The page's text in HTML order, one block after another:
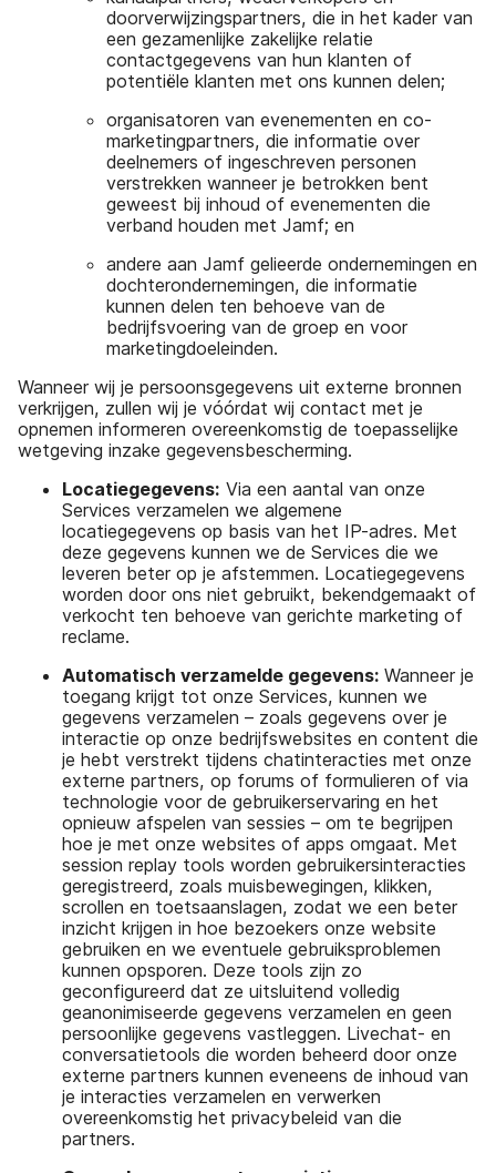
doorverwijzingspartners, die in het kader van
een gezamenlijke zakelijke relatie
contactgegevens van hun klanten of
potentiële klanten met ons kunnen delen;
organisatoren van evenementen en co-
marketingpartners, die informatie over
deelnemers of ingeschreven personen
verstrekken wanneer je betrokken bent
geweest bij inhoud of evenementen die
verband houden met Jamf; en
andere aan Jamf gelieerde ondernemingen en
dochterondernemingen, die informatie
kunnen delen ten behoeve van de
bedrijfsvoering van de groep en voor
marketingdoeleinden.
Wanneer wij je persoonsgegevens uit externe bronnen
verkrijgen, zullen wij je vóórdat wij contact met je
opnemen informeren overeenkomstig de toepasselijke
wetgeving inzake gegevensbescherming.
Locatiegegevens: Via een aantal van onze
Services verzamelen we algemene
locatiegegevens op basis van het IP-adres. Met
deze gegevens kunnen we de Services die we
leveren beter op je afstemmen. Locatiegegevens
worden door ons niet gebruikt, bekendgemaakt of
verkocht ten behoeve van gerichte marketing of
reclame.
Automatisch verzamelde gegevens: Wanneer je
toegang krijgt tot onze Services, kunnen we
gegevens verzamelen – zoals gegevens over je
interactie op onze bedrijfswebsites en content die
je hebt verstrekt tijdens chatinteracties met onze
externe partners, op forums of formulieren of via
technologie voor de gebruikerservaring en het
opnieuw afspelen van sessies – om te begrijpen
hoe je met onze websites of apps omgaat. Met
session replay tools worden gebruikersinteracties
geregistreerd, zoals muisbewegingen, klikken,
scrollen en toetsaanslagen, zodat we een beter
inzicht krijgen in hoe bezoekers onze website
gebruiken en we eventuele gebruiksproblemen
kunnen opsporen. Deze tools zijn zo
geconfigureerd dat ze uitsluitend volledig
geanonimiseerde gegevens verzamelen en geen
persoonlijke gegevens vastleggen. Livechat- en
conversatietools die worden beheerd door onze
externe partners kunnen eveneens de inhoud van
je interacties verzamelen en verwerken
overeenkomstig het privacybeleid van die
partners.